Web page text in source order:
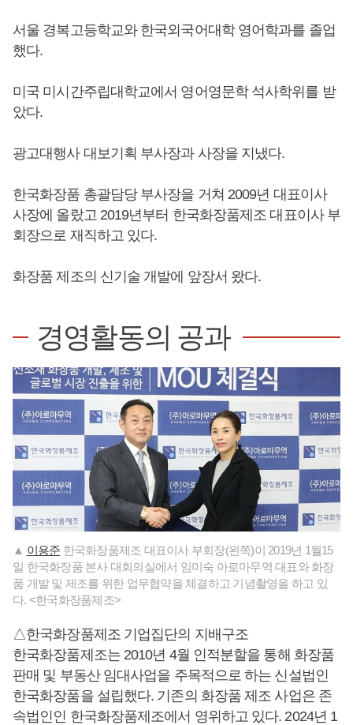
서울 경복고등학교와 한국외국어대학 영어학과를 졸업
했다.
미국 미시간주립대학교에서 영어영문학 석사학위를 받
았다.
광고대행사 대보기획 부사장과 사장을 지냈다.
한국화장품 총괄담당 부사장을 거쳐 2009년 대표이사
사장에 올랐고 2019년부터 한국화장품제조 대표이사 부
회장으로 재직하고 있다.
화장품 제조의 신기술 개발에 앞장서 왔다.
경영활동의 공과
▲ 이용준 한국화장품제조 대표이사 부회장(왼쪽)이 2019년 1월15
일 한국화장품 본사 대회의실에서 임미숙 아로마무역 대표와 화장
품 개발 및 제조를 위한 업무협약을 체결하고 기념촬영을 하고 있
다. <한국화장품제조>
△한국화장품제조 기업집단의 지배구조
한국화장품제조는 2010년 4월 인적분할을 통해 화장품
판매 및 부동산 임대사업을 주목적으로 하는 신설법인
한국화장품을 설립했다. 기존의 화장품 제조 사업은 존
속법인인 한국화장품제조에서 영위하고 있다. 2024년 1